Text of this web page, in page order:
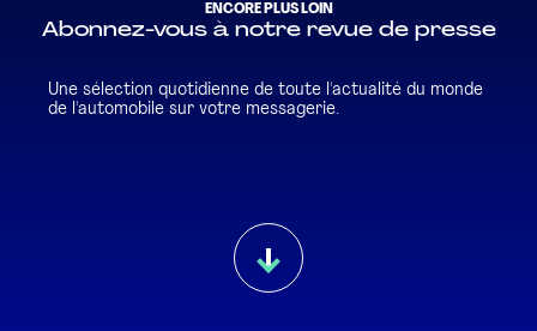
ENCORE PLUS LOIN
Abonnez-vous à notre revue de presse
Une sélection quotidienne de toute l'actualité du monde
de l'automobile sur votre messagerie.